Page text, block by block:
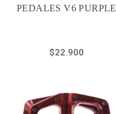
PEDALES V6 PURPLE
$22.900